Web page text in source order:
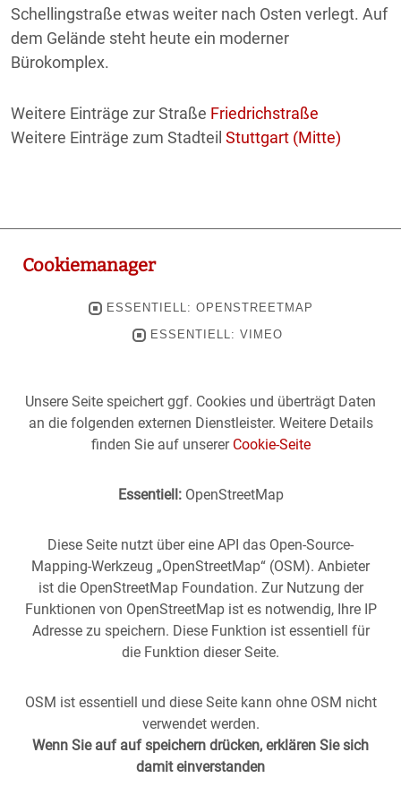
Schellingstraße etwas weiter nach Osten verlegt. Auf
dem Gelände steht heute ein moderner
Bürokomplex.
Weitere Einträge zur Straße Friedrichstraße
Weitere Einträge zum Stadteil Stuttgart (Mitte)
Cookiemanager
ESSENTIELL: OPENSTREETMAP
ESSENTIELL: VIMEO
Unsere Seite speichert ggf. Cookies und überträgt Daten
an die folgenden externen Dienstleister. Weitere Details
finden Sie auf unserer Cookie-Seite
Essentiell:OpenStreetMap
Diese Seite nutzt über eine API das Open-Source-
Mapping-Werkzeug „OpenStreetMap“ (OSM). Anbieter
ist die OpenStreetMap Foundation. Zur Nutzung der
Funktionen von OpenStreetMap ist es notwendig, Ihre IP
Adresse zu speichern. Diese Funktion ist essentiell für
die Funktion dieser Seite.
OSM ist essentiell und diese Seite kann ohne OSM nicht
verwendet werden.
Wenn Sie auf auf speichern drücken, erklären Sie sich
damit einverstanden